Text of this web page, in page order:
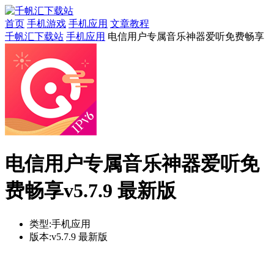
首页 手机游戏 手机应用 文章教程
千帆汇下载站 手机应用 电信用户专属音乐神器爱听免费畅享
电信用户专属音乐神器爱听免
费畅享v5.7.9 最新版
类型:手机应用
版本:v5.7.9 最新版